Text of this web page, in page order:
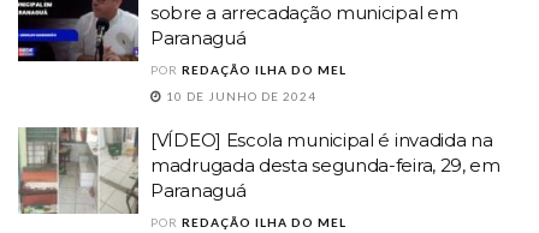
sobre a arrecadação municipal em
Paranaguá
POR REDAÇÃO ILHA DO MEL
10 DE JUNHO DE 2024
[VÍDEO] Escola municipal é invadida na
madrugada desta segunda-feira, 29, em
Paranaguá
POR REDAÇÃO ILHA DO MEL